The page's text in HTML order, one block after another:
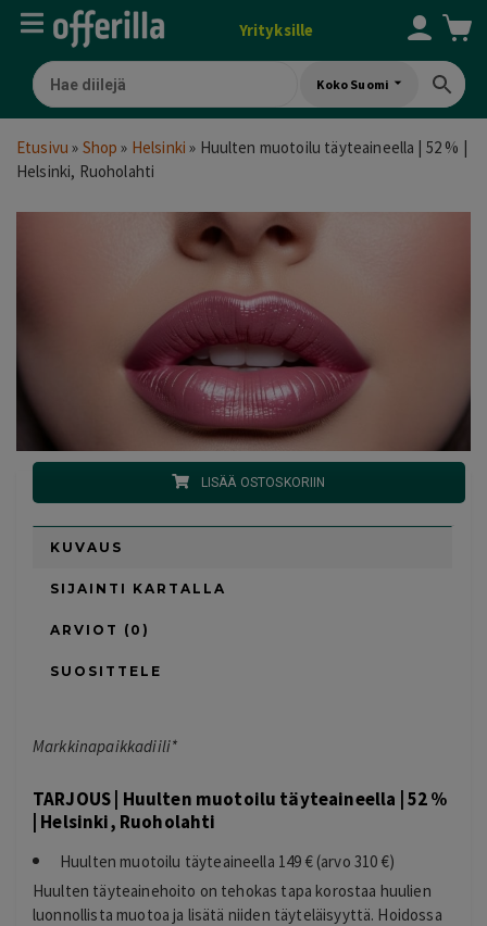
Yrityksille
Koko Suomi
Etusivu » Shop » Helsinki » Huulten muotoilu täyteaineella | 52 % |
Helsinki, Ruoholahti
LISÄÄ OSTOSKORIIN
KUVAUS
SIJAINTI KARTALLA
ARVIOT (0)
SUOSITTELE
Markkinapaikkadiili*
TARJOUS | Huulten muotoilu täyteaineella | 52 %
| Helsinki, Ruoholahti
Huulten muotoilu täyteaineella 149 € (arvo 310 €)
Huulten täyteainehoito on tehokas tapa korostaa huulien
luonnollista muotoa ja lisätä niiden täyteläisyyttä. Hoidossa